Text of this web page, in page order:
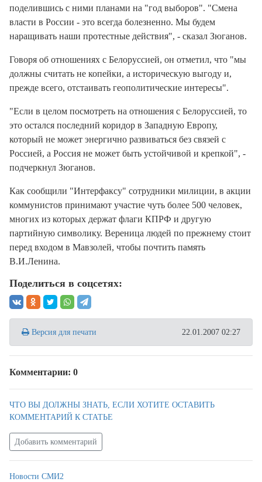
поделившись с ними планами на "год выборов". "Смена
власти в России - это всегда болезненно. Мы будем
наращивать наши протестные действия", - сказал Зюганов.
Говоря об отношениях с Белоруссией, он отметил, что "мы
должны считать не копейки, а историческую выгоду и,
прежде всего, отстаивать геополитические интересы".
"Если в целом посмотреть на отношения с Белоруссией, то
это остался последний коридор в Западную Европу,
который не может энергично развиваться без связей с
Россией, а Россия не может быть устойчивой и крепкой", -
подчеркнул Зюганов.
Как сообщили "Интерфаксу" сотрудники милиции, в акции
коммунистов принимают участие чуть более 500 человек,
многих из которых держат флаги КПРФ и другую
партийную символику. Вереница людей по прежнему стоит
перед входом в Мавзолей, чтобы почтить память
В.И.Ленина.
Поделиться в соцсетях:
Версия для печати 22.01.2007 02:27
Комментарии: 0
ЧТО ВЫ ДОЛЖНЫ ЗНАТЬ, ЕСЛИ ХОТИТЕ ОСТАВИТЬ
КОММЕНТАРИЙ К СТАТЬЕ
Добавить комментарий
Новости СМИ2